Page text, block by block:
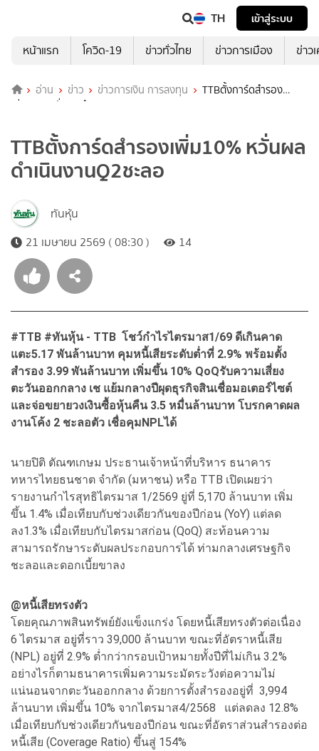
TH
เข้าสู่ระบบ
หน้าแรก
โควิด-19 ข่าวทั่วไทย ข่าวการเมือง ข่าว
อ่าน ข่าว ข่าวการเงิน การลงทุน
TTBตั้งการ์ดสำรอง
เพิ่ม10% หวั่นผลดำเนินงานQ2ชะลอ
TTBตั้งการ์ดสำรองเพิ่ม10% หวั่นผล
ดำเนินงานQ2ชะลอ
ทันหุ้น
21 เมษายน 2569 ( 08:30 )
14
#TTB #ทันหุ้น - TTB โชว์กำไรไตรมาส1/69 ดีเกินคาด
แตะ5.17 พันล้านบาท คุมหนี้เสียระดับต่ำที่ 2.9% พร้อมตั้ง
สำรอง 3.99 พันล้านบาท เพิ่มขึ้น 10% QoQรับความเสี่ยง
ตะวันออกกลาง เช แย้มกลางปีผุดธุรกิจสินเชื่อมอเตอร์ไซต์
และจ่อขยายวงเงินซื้อหุ้นคืน 3.5 หมื่นล้านบาท โบรกคาดผล
งานโค้ง 2 ชะลอตัว เชื่อคุมNPLได้
นายปิติ ตัณฑเกษม ประธานเจ้าหน้าที่บริหาร ธนาคาร
ทหารไทยธนชาต จำกัด (มหาชน) หรือ TTB เปิดเผยว่า
รายงานกำไรสุทธิไตรมาส 1/2569 ยู่ที่ 5,170 ล้านบาท เพิ่ม
ขึ้น 1.4% เมื่อเทียบกับช่วงเดียวกันของปีก่อน (YoY) แต่ลด
ลง1.3% เมื่อเทียบกับไตรมาสก่อน (QoQ) สะท้อนความ
สามารถรักษาระดับผลประกอบการได้ ท่ามกลางเศรษฐกิจ
ชะลอและดอกเบี้ยขาลง
@หนี้เสียทรงตัว
โดยคุณภาพสินทรัพย์ยังแข็งแกร่ง โดยหนี้เสียทรงตัวต่อเนื่อง
6 ไตรมาส อยู่ที่ราว 39,000 ล้านบาท ขณะที่อัตราหนี้เสีย
(NPL) อยู่ที่ 2.9% ต่ำกว่ากรอบเป้าหมายทั้งปีที่ไม่เกิน 3.2%
อย่างไรก็ตามธนาคารเพิ่มความระมัดระวังต่อความไม่
แน่นอนจากตะวันออกกลาง ด้วยการตั้งสำรองอยู่ที่ 3,994
ล้านบาท เพิ่มขึ้น 10% จากไตรมาส4/2568 แต่ลดลง 12.8%
เมื่อเทียบกับช่วงเดียวกันของปีก่อน ขณะที่อัตราส่วนสำรองต่อ
หนี้เสีย (Coverage Ratio) ขึ้นสู่ 154%